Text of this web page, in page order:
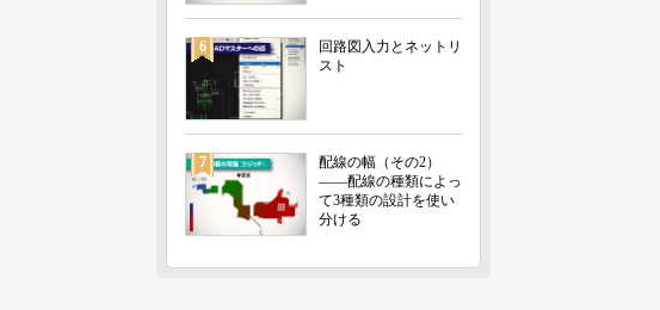
6
回路図入力とネットリ
スト
7
配線の幅（その2）
――配線の種類によっ
て3種類の設計を使い
分ける